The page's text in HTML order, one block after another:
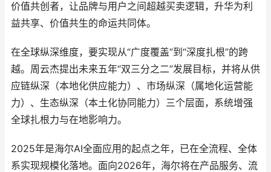
价值共创者，让品牌与用户之间超越买卖逻辑，升华为利
益共享、价值共生的命运共同体。
在全球纵深维度，要实现从“广度覆盖”到“深度扎根”的跨
越。周云杰提出未来五年“双三分之二”发展目标，并将从供
应链纵深（本地化供应能力）、市场纵深（属地化运营能
力）、生态纵深（本土化协同能力）三个层面，系统增强
全球扎根力与在地影响力。
2025年是海尔AI全面应用的起点之年，已在全流程、全体
系实现规模化落地。面向2026年，海尔将在产品服务、流